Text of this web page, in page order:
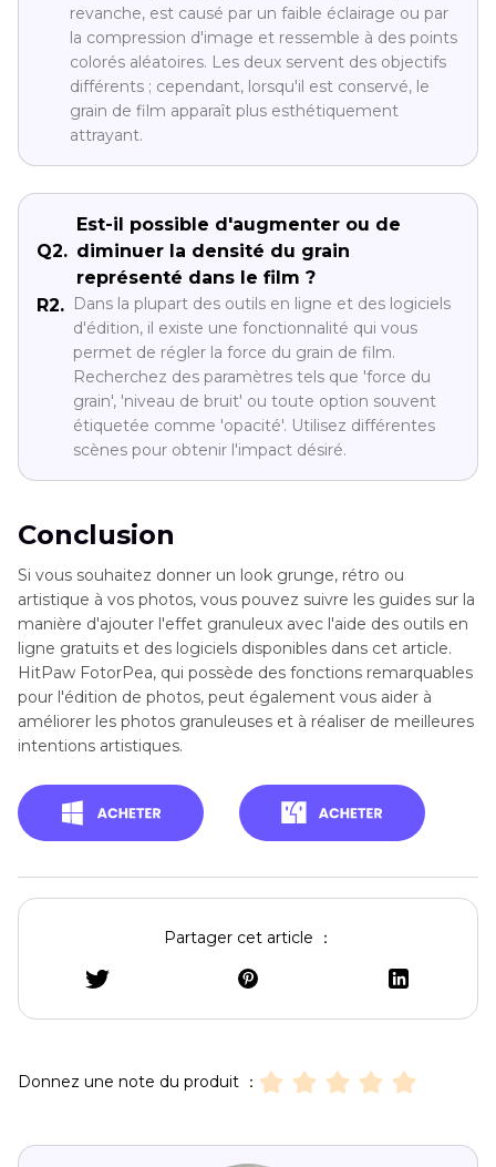
revanche, est causé par un faible éclairage ou par
la compression d'image et ressemble à des points
colorés aléatoires. Les deux servent des objectifs
différents ; cependant, lorsqu'il est conservé, le
grain de film apparaît plus esthétiquement
attrayant.
Q2.
Est-il possible d'augmenter ou de
diminuer la densité du grain
représenté dans le film ?
R2. Dans la plupart des outils en ligne et des logiciels
d'édition, il existe une fonctionnalité qui vous
permet de régler la force du grain de film.
Recherchez des paramètres tels que 'force du
grain', 'niveau de bruit' ou toute option souvent
étiquetée comme 'opacité'. Utilisez différentes
scènes pour obtenir l'impact désiré.
Conclusion
Si vous souhaitez donner un look grunge, rétro ou
artistique à vos photos, vous pouvez suivre les guides sur la
manière d'ajouter l'effet granuleux avec l'aide des outils en
ligne gratuits et des logiciels disponibles dans cet article.
HitPaw FotorPea, qui possède des fonctions remarquables
pour l'édition de photos, peut également vous aider à
améliorer les photos granuleuses et à réaliser de meilleures
intentions artistiques.
Partager cet article ：
Donnez une note du produit ：